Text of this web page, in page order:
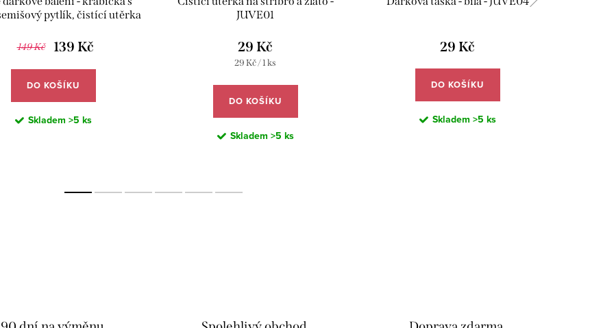
pytlík, čistící utěrka
149 Kč 139 Kč
DO KOŠÍKU
Skladem >5 ks
JUVE01
29 Kč
Měrná
29 Kč / 1 ks
DO KOŠÍKU
Skladem >5 ks
29 Kč
DO KOŠÍKU
Skladem >5 ks